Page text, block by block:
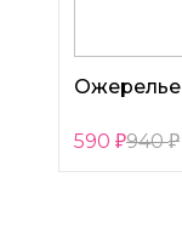
Ожерелье
590 940